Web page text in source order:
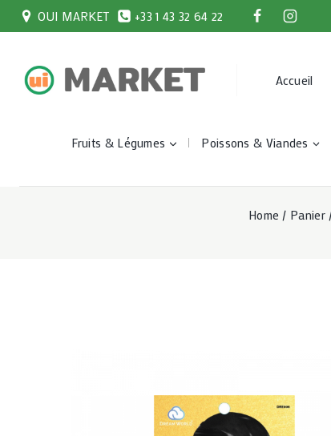
OUI MARKET +33 1 43 32 64 22
Accueil
Fruits & Légumes Poissons & Viandes
Home / Panier